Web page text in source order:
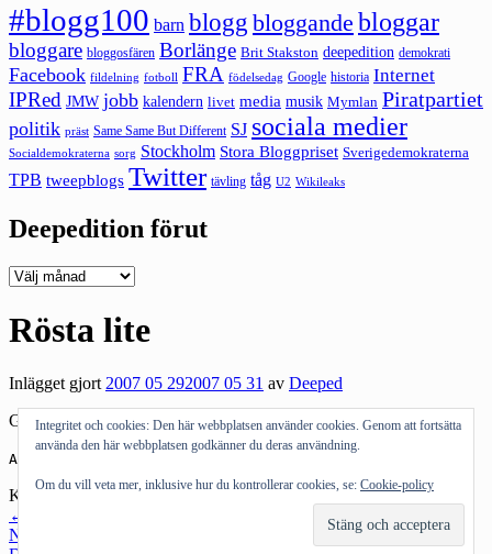
#blogg100 barn blogg bloggande bloggar
bloggare bloggosfären Borlänge Brit Stakston deepedition demokrati
Facebook fildelning fotboll FRA födelsedag Google historia Internet
IPRed JMW jobb kalendern livet media musik Mymlan Piratpartiet
politik präst Same Same But Different SJ sociala medier
Socialdemokraterna sorg Stockholm Stora Bloggpriset Sverigedemokraterna
TPB tweepblogs Twitter tävling tåg U2 Wikileaks
Deepedition förut
Deepedition
Rösta lite
Inlägget gjort2007 05 292007 05 31 av Deeped
Gillar du WordPress? Rösta på WordPress:The Webware 100
Andra om:
Kategorier: Bloggosfären,Tekniknörderi
Inläggsnavigering
←
Nästa inlägg
Integritet och cookies: Den här webbplatsen använder cookies. Genom att fortsätta
använda den här webbplatsen godkänner du deras användning.
Om du vill veta mer, inklusive hur du kontrollerar cookies, se: Cookie-policy